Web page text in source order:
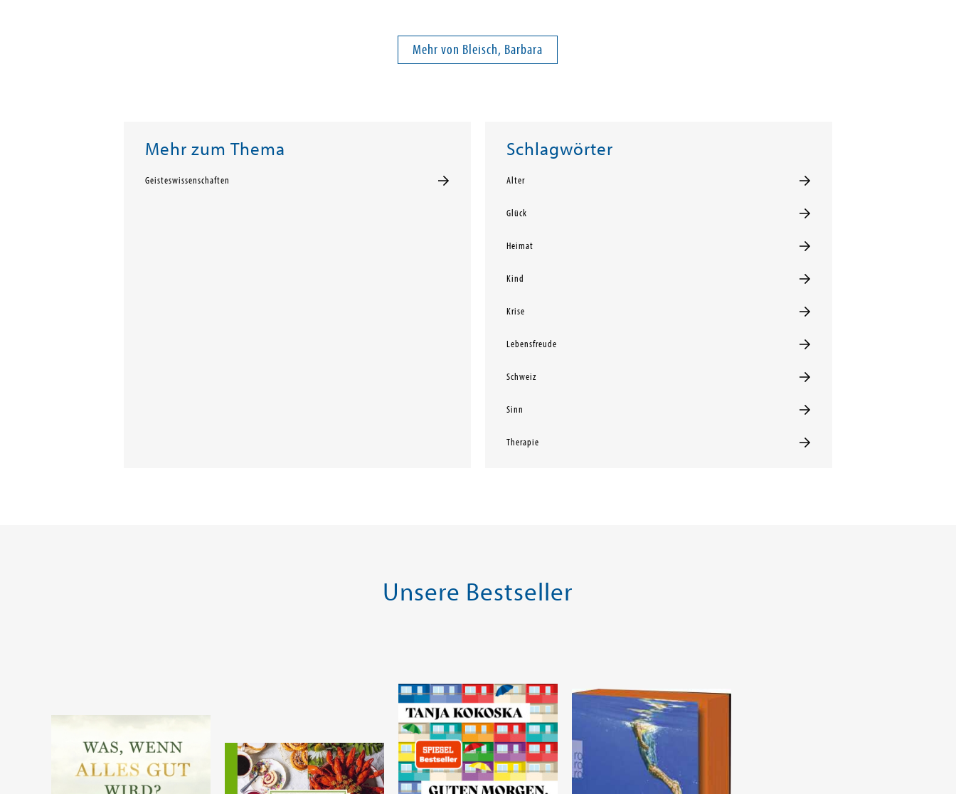
Mehr von Bleisch, Barbara
Mehr zum Thema
Geisteswissenschaften
Schlagwörter
Alter
Glück
Heimat
Kind
Krise
Lebensfreude
Schweiz
Sinn
Therapie
Unsere Bestseller